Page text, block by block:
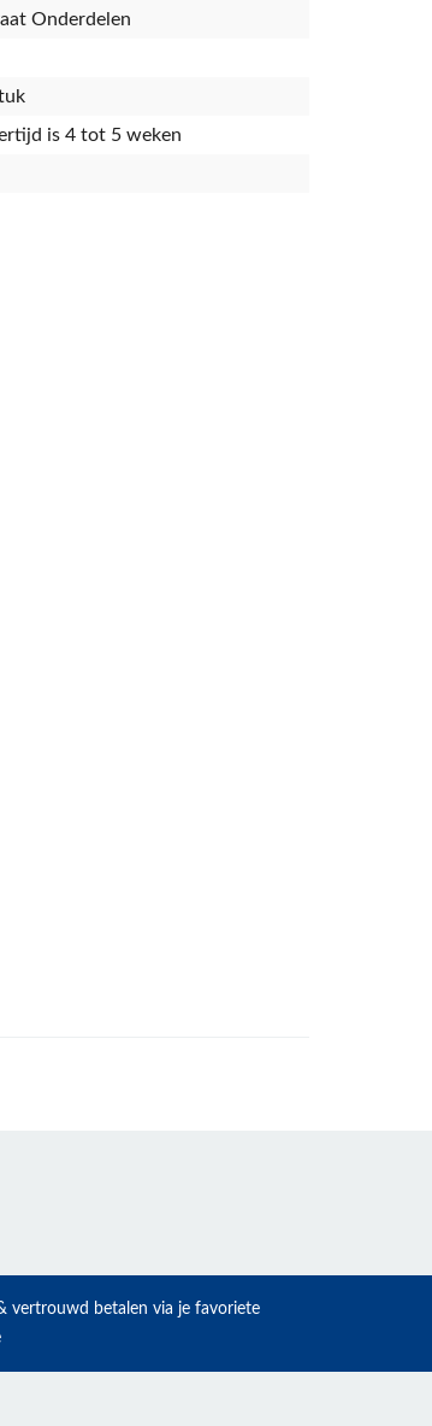
Onderdelen
is 4 tot 5 weken
vertrouwd betalen via je favoriete